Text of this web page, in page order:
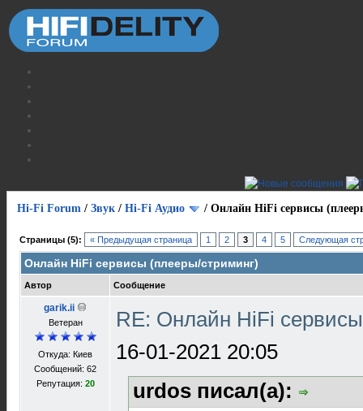
Hi-Fi Forum / Звук / Hi-Fi Аудио / Онлайн HiFi сервисы
Страницы (5): « Предыдущая страница 1 2 3 4 5 Следующая
Онлайн HiFi сервисы (плееры/стриминг)
Автор Сообщение
garik.ii
Ветеран
Откуда: Киев
Сообщений: 62
Репутация: 20
RE: Онлайн HiFi
16-01-2021 20:05
urdos писал(а):